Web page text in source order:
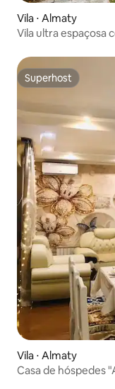
Vila ⋅ Almaty
Vila ultra espaçosa
Superhost
Superhost
Vila ⋅ Almaty
Casa de hóspedes